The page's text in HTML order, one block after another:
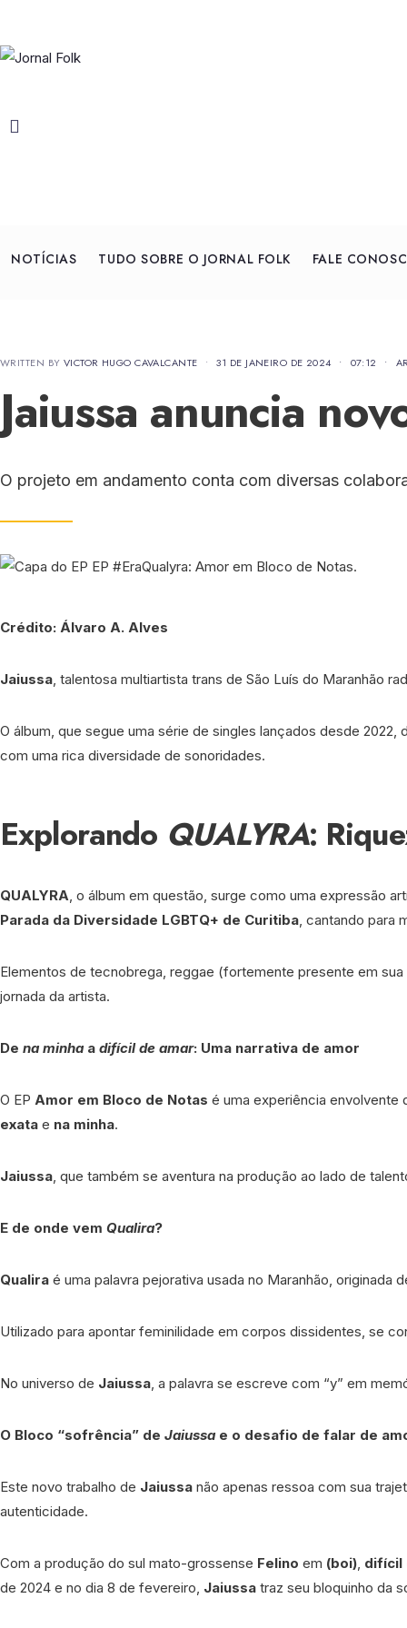
NOTÍCIAS TUDO SOBRE O JORNAL FOLK FALE
WRITTEN BY VICTOR HUGO CAVALCANTE • 31 DE JANEIRO DE 2024 • 07:12 •
Jaiussa anuncia
O projeto em andamento conta com diversas
Crédito: Álvaro A. Alves
Jaiussa, talentosa multiartista trans de São Luís do Maranhão
O álbum, que segue uma série de singles lançados desde
com uma rica diversidade de sonoridades.
Explorando QUALYRA:
QUALYRA, o álbum em questão, surge como uma expressão
Parada da Diversidade LGBTQ+ de Curitiba, cantando para
Elementos de tecnobrega, reggae (fortemente presente em
jornada da artista.
De na minha a difícil de amar: Uma narrativa de amor
O EP Amor em Bloco de Notas é uma experiência envolvente
exata e na minha.
Jaiussa, que também se aventura na produção ao lado de
E de onde vem Qualira?
Qualira é uma palavra pejorativa usada no Maranhão, originada
Utilizado para apontar feminilidade em corpos dissidentes, se
No universo de Jaiussa, a palavra se escreve com “y” em
O Bloco “sofrência” de Jaiussa e o desafio de falar de
Este novo trabalho de Jaiussa não apenas ressoa com sua
autenticidade.
Com a produção do sul mato-grossense Felino em (boi), difícil
de 2024 e no dia 8 de fevereiro, Jaiussa traz seu bloquinho da